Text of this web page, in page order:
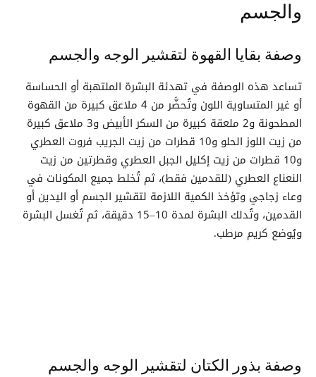
والجسم
وصفة بقايا القهوة لتقشير الوجه والجسم
تساعد هذه الوصفة في تهدئة البشرة الملتهبة أو الحساسة
أو غير المتساوية اللون وتُحضَّر من 4 ملاعق كبيرة من القهوة
المطحونة و2 ملعقة كبيرة من السكر الأبيض و3 ملاعق كبيرة
من زيت اللوز الحلو و10 قطرات من زيت الجريب فروت العطري
و10 قطرات من زيت إكليل الجبل العطري وقطرتين من زيت
النعناع العطري (للقدمين فقط)، ثم تُخلط جميع المكونات في
وعاء زجاجي وتؤخذ الكمية اللازمة لتقشير الجسم أو اليدين أو
القدمين، وتُدلك البشرة لمدة 10–15 دقيقة، ثم تُغسل البشرة
ويُوضع كريم مرطب.
وصفة بذور الكتان لتقشير الوجه والجسم